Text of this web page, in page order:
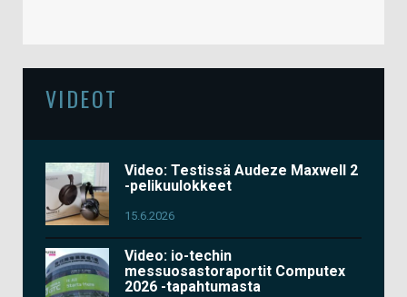
VIDEOT
Video: Testissä Audeze Maxwell 2
-pelikuulokkeet
15.6.2026
Video: io-techin
messuosastoraportit Computex
2026 -tapahtumasta